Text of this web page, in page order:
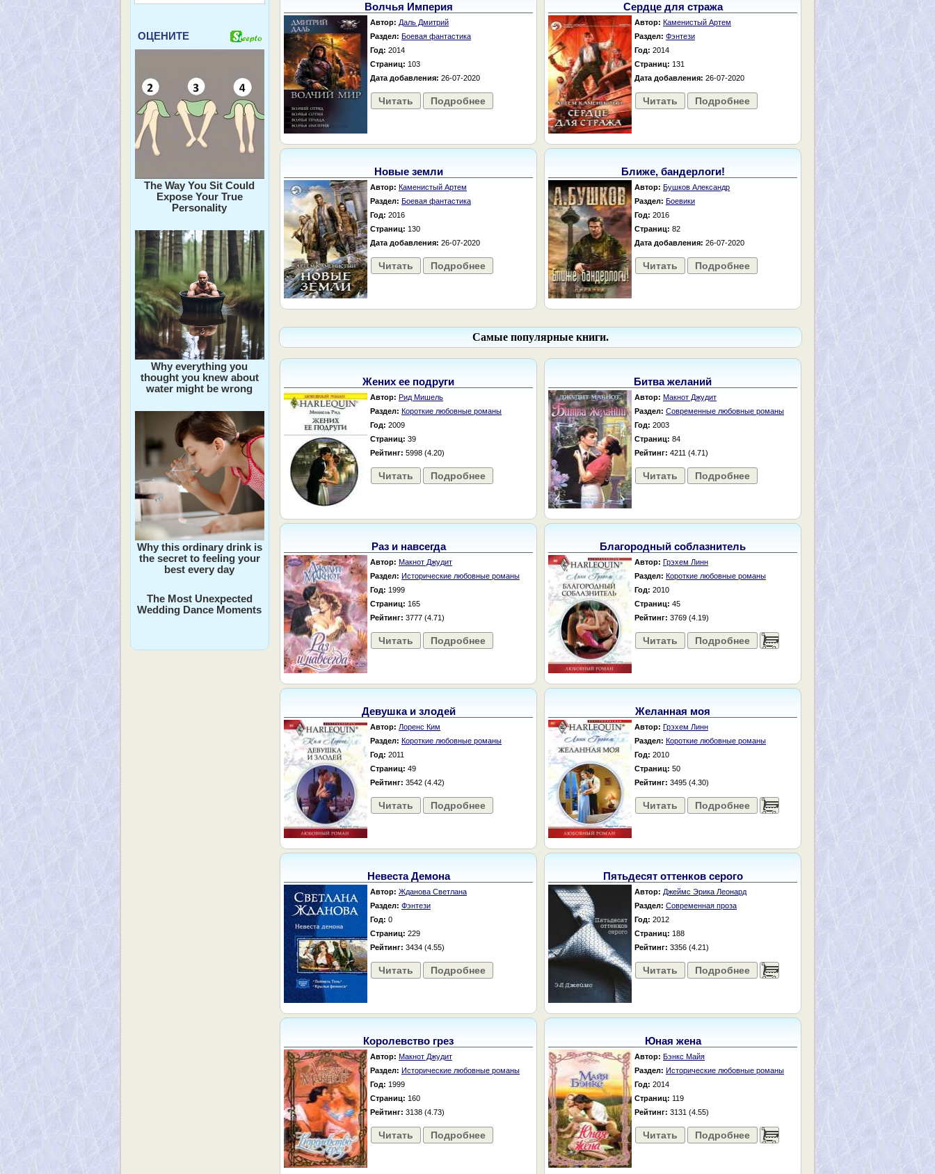
ОЦЕНИТЕ
The Way You Sit Could
Expose Your True
Personality
Why everything you
thought you knew about
water might be wrong
Why this ordinary drink is
the secret to feeling your
best every day
The Most Unexpected
Wedding Dance Moments
Волчья Империя
Автор: Даль Дмитрий
Раздел: Боевая фантастика
Год: 2014
Страниц: 103
Дата добавления: 26-07-2020
Читать Подробнее
Сердце для стража
Автор: Каменистый Артем
Раздел: Фэнтези
Год: 2014
Страниц: 131
Дата добавления: 26-07-2020
Читать Подробнее
Новые земли
Автор: Каменистый Артем
Раздел: Боевая фантастика
Год: 2016
Страниц: 130
Дата добавления: 26-07-2020
Читать Подробнее
Ближе, бандерлоги!
Автор: Бушков Александр
Раздел: Боевики
Год: 2016
Страниц: 82
Дата добавления: 26-07-2020
Читать Подробнее
Самые популярные книги.
Жених ее подруги
Автор: Рид Мишель
Раздел: Короткие любовные романы
Год: 2009
Страниц: 39
Рейтинг: 5998 (4.20)
Читать Подробнее
Битва желаний
Автор: Макнот Джудит
Раздел: Современные любовные романы
Год: 2003
Страниц: 84
Рейтинг: 4211 (4.71)
Читать Подробнее
Раз и навсегда
Автор: Макнот Джудит
Раздел: Исторические любовные романы
Год: 1999
Страниц: 165
Рейтинг: 3777 (4.71)
Читать Подробнее
Благородный соблазнитель
Автор: Грэхем Линн
Раздел: Короткие любовные романы
Год: 2010
Страниц: 45
Рейтинг: 3769 (4.19)
Читать Подробнее ......
Девушка и злодей
Автор: Лоренс Ким
Раздел: Короткие любовные романы
Год: 2011
Страниц: 49
Рейтинг: 3542 (4.42)
Читать Подробнее
Желанная моя
Автор: Грэхем Линн
Раздел: Короткие любовные романы
Год: 2010
Страниц: 50
Рейтинг: 3495 (4.30)
Читать Подробнее ......
Невеста Демона
Автор: Жданова Светлана
Раздел: Фэнтези
Год: 0
Страниц: 229
Рейтинг: 3434 (4.55)
Читать Подробнее
Пятьдесят оттенков серого
Автор: Джеймс Эрика Леонард
Раздел: Современная проза
Год: 2012
Страниц: 188
Рейтинг: 3356 (4.21)
Читать Подробнее ......
Королевство грез
Автор: Макнот Джудит
Раздел: Исторические любовные романы
Год: 1999
Страниц: 160
Рейтинг: 3138 (4.73)
Читать Подробнее
Юная жена
Автор: Бэнкс Майя
Раздел: Исторические любовные романы
Год: 2014
Страниц: 119
Рейтинг: 3131 (4.55)
Читать Подробнее ......